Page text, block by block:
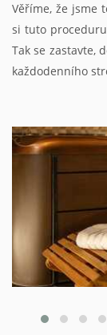
Věříme, že jsme
si tuto
Tak se zastavte,
každodenního